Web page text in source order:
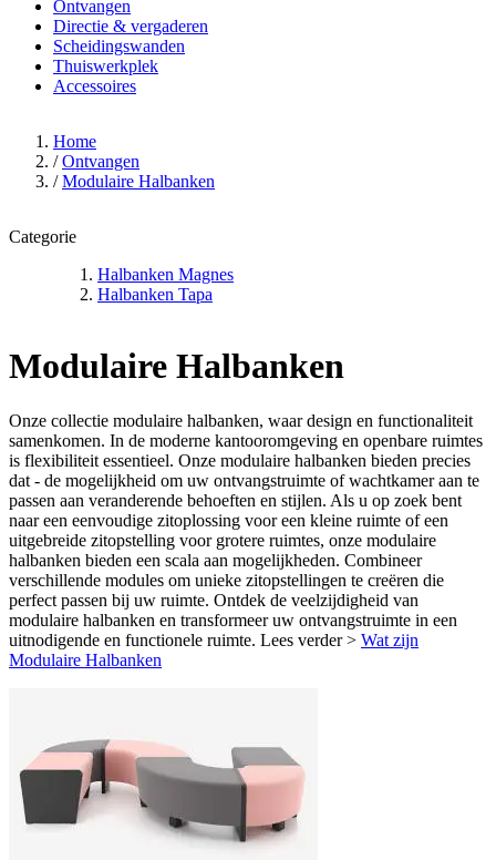
Ontvangen
Directie & vergaderen
Scheidingswanden
Thuiswerkplek
Accessoires
Home
/ Ontvangen
/ Modulaire Halbanken
Categorie
Halbanken Magnes
Halbanken Tapa
Modulaire Halbanken
Onze collectie modulaire halbanken, waar design en functionaliteit
samenkomen. In de moderne kantooromgeving en openbare ruimtes
is flexibiliteit essentieel. Onze modulaire halbanken bieden precies
dat - de mogelijkheid om uw ontvangstruimte of wachtkamer aan te
passen aan veranderende behoeften en stijlen. Als u op zoek bent
naar een eenvoudige zitoplossing voor een kleine ruimte of een
uitgebreide zitopstelling voor grotere ruimtes, onze modulaire
halbanken bieden een scala aan mogelijkheden. Combineer
verschillende modules om unieke zitopstellingen te creëren die
perfect passen bij uw ruimte. Ontdek de veelzijdigheid van
modulaire halbanken en transformeer uw ontvangstruimte in een
uitnodigende en functionele ruimte. Lees verder > Wat zijn
Modulaire Halbanken